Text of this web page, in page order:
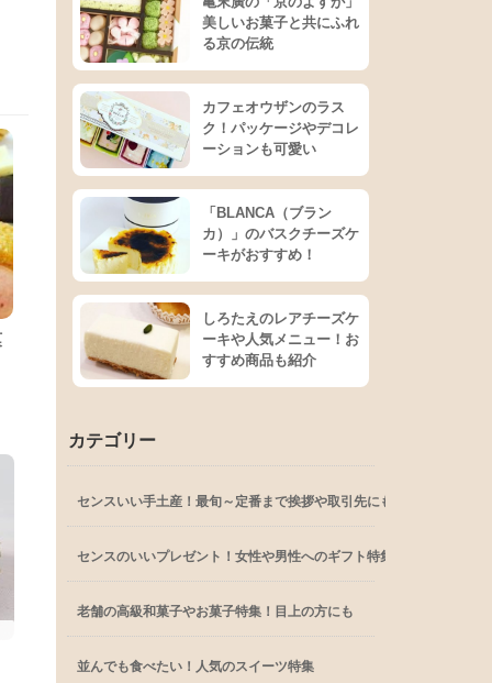
美しいお菓子と共にふれ
る京の伝統
カフェオウザンのラス
ク！パッケージやデコレ
ーションも可愛い
「BLANCA（ブラン
カ）」のバスクチーズケ
ーキがおすすめ！
しろたえのレアチーズケ
ーキや人気メニュー！お
すすめ商品も紹介
カテゴリー
センスいい手土産！最旬～定番まで挨拶や取引先にも
センスのいいプレゼント！女性や男性へのギフト特集
老舗の高級和菓子やお菓子特集！目上の方にも
並んでも食べたい！人気のスイーツ特集